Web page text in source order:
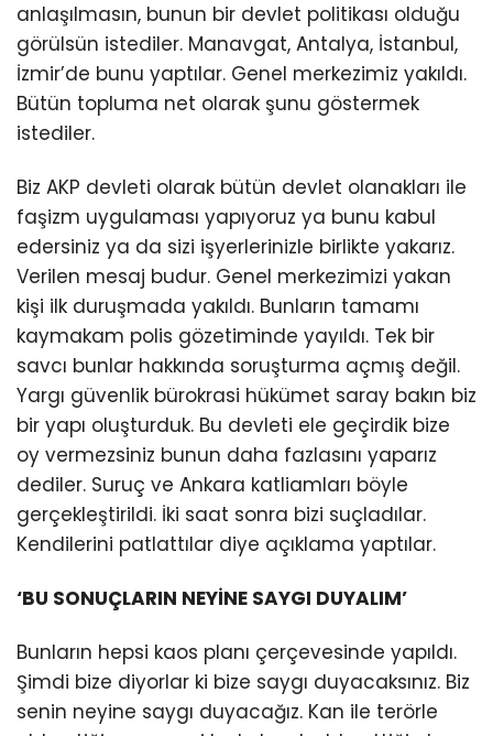
anlaşılmasın, bunun bir devlet politikası olduğu
görülsün istediler. Manavgat, Antalya, İstanbul,
İzmir’de bunu yaptılar. Genel merkezimiz yakıldı.
Bütün topluma net olarak şunu göstermek
istediler.
Biz AKP devleti olarak bütün devlet olanakları ile
faşizm uygulaması yapıyoruz ya bunu kabul
edersiniz ya da sizi işyerlerinizle birlikte yakarız.
Verilen mesaj budur. Genel merkezimizi yakan
kişi ilk duruşmada yakıldı. Bunların tamamı
kaymakam polis gözetiminde yayıldı. Tek bir
savcı bunlar hakkında soruşturma açmış değil.
Yargı güvenlik bürokrasi hükümet saray bakın biz
bir yapı oluşturduk. Bu devleti ele geçirdik bize
oy vermezsiniz bunun daha fazlasını yaparız
dediler. Suruç ve Ankara katliamları böyle
gerçekleştirildi. İki saat sonra bizi suçladılar.
Kendilerini patlattılar diye açıklama yaptılar.
‘BU SONUÇLARIN NEYİNE SAYGI DUYALIM’
Bunların hepsi kaos planı çerçevesinde yapıldı.
Şimdi bize diyorlar ki bize saygı duyacaksınız. Biz
senin neyine saygı duyacağız. Kan ile terörle